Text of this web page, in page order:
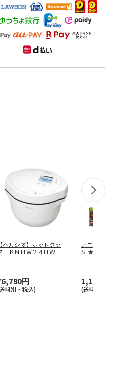
【ヘルシオ】ホットクッ
ＫＮＨＷ２４ＨＷ
円
料別・税込)
アニメ「ド
ST★R
1,100円
(送料別・税